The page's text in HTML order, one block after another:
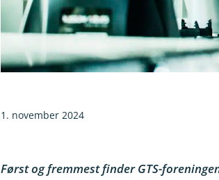
1. november 2024
Først og fremmest finder GTS-